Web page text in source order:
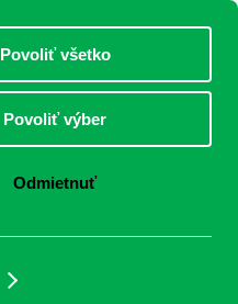
Povoliť všetko
Povoliť výber
Odmietnuť